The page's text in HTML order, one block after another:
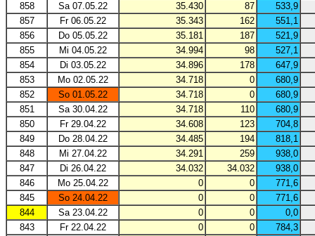
858
Sa 07.05.22 35.430 87
533,9
857
Fr 06.05.22 35.343 162
551,1
856
Do 05.05.22 35.181 187
521,9
855
Mi 04.05.22 34.994 98
527,1
854
Di 03.05.22 34.896 178
647,9
853
Mo 02.05.22 34.718 0
680,9
852
So 01.05.22 34.718 0
680,9
851
Sa 30.04.22 34.718 110
680,9
850
Fr 29.04.22 34.608 123
704,8
849
Do 28.04.22 34.485 194
818,1
848
Mi 27.04.22 34.291 259
938,0
847
Di 26.04.22 34.032 34.032
938,0
846
Mo 25.04.22 0 0
771,6
845
So 24.04.22 0 0
771,6
844
Sa 23.04.22 0 0
0,0
843
Fr 22.04.22 0 0
784,3